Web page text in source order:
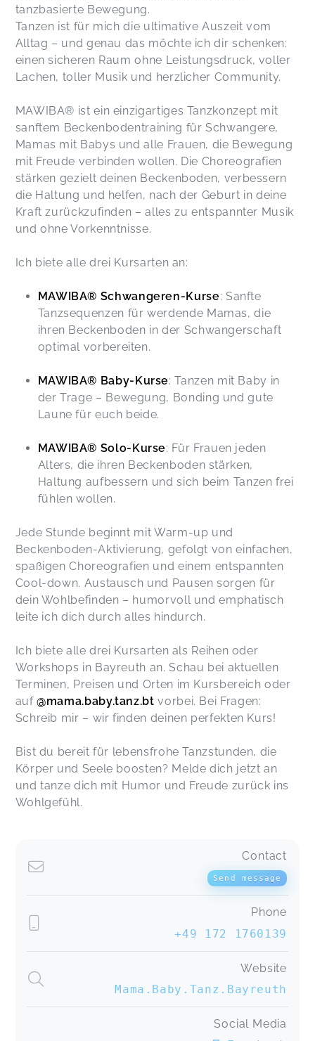
tanzbasierte Bewegung.
Tanzen ist für mich die ultimative Auszeit vom
Alltag – und genau das möchte ich dir schenken:
einen sicheren Raum ohne Leistungsdruck, voller
Lachen, toller Musik und herzlicher Community.
MAWIBA® ist ein einzigartiges Tanzkonzept mit
sanftem Beckenbodentraining für Schwangere,
Mamas mit Babys und alle Frauen, die Bewegung
mit Freude verbinden wollen. Die Choreografien
stärken gezielt deinen Beckenboden, verbessern
die Haltung und helfen, nach der Geburt in deine
Kraft zurückzufinden – alles zu entspannter Musik
und ohne Vorkenntnisse.
Ich biete alle drei Kursarten an:
MAWIBA® Schwangeren-Kurse: Sanfte
Tanzsequenzen für werdende Mamas, die
ihren Beckenboden in der Schwangerschaft
optimal vorbereiten.
MAWIBA® Baby-Kurse: Tanzen mit Baby in
der Trage – Bewegung, Bonding und gute
Laune für euch beide.
MAWIBA® Solo-Kurse: Für Frauen jeden
Alters, die ihren Beckenboden stärken,
Haltung aufbessern und sich beim Tanzen frei
fühlen wollen.
Jede Stunde beginnt mit Warm-up und
Beckenboden-Aktivierung, gefolgt von einfachen,
spaßigen Choreografien und einem entspannten
Cool-down. Austausch und Pausen sorgen für
dein Wohlbefinden – humorvoll und emphatisch
leite ich dich durch alles hindurch.
Ich biete alle drei Kursarten als Reihen oder
Workshops in Bayreuth an. Schau bei aktuellen
Terminen, Preisen und Orten im Kursbereich oder
auf@mama.baby.tanz.bt vorbei. Bei Fragen:
Schreib mir – wir finden deinen perfekten Kurs!
Bist du bereit für lebensfrohe Tanzstunden, die
Körper und Seele boosten? Melde dich jetzt an
und tanze dich mit Humor und Freude zurück ins
Wohlgefühl.
Contact
Send message
Phone
+49 172 1760139
Website
Mama.Baby.Tanz.Bayreuth
Social Media